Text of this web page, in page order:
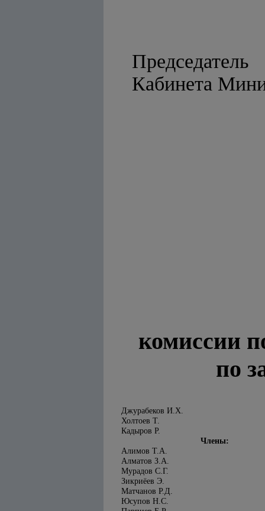
Председатель
комиссии
по
Джурабеков И.Х.
Холтоев Т.
Кадыров Р.
Члены:
Алимов Т.А.
Алматов З.А.
Мурадов С.Г.
Зикриёев Э.
Матчанов Р.Д.
Юсупов Н.С.